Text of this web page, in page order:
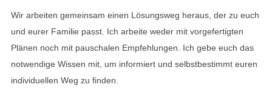
Wir arbeiten gemeinsam einen Lösungsweg heraus, der zu euch
und eurer Familie passt. Ich arbeite weder mit vorgefertigten
Plänen noch mit pauschalen Empfehlungen. Ich gebe euch das
notwendige Wissen mit, um informiert und selbstbestimmt euren
individuellen Weg zu finden.